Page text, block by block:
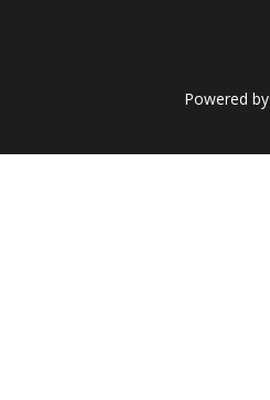
Powered by